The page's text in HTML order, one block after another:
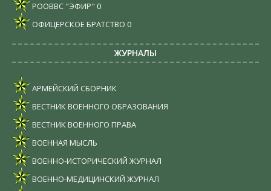
РООВВС "ЭФИР" 0
ОФИЦЕРСКОЕ БРАТСТВО 0
ЖУРНАЛЫ
АРМЕЙСКИЙ СБОРНИК
ВЕСТНИК ВОЕННОГО ОБРАЗОВАНИЯ
ВЕСТНИК ВОЕННОГО ПРАВА
ВОЕННАЯ МЫСЛЬ
ВОЕННО-ИСТОРИЧЕСКИЙ ЖУРНАЛ
ВОЕННО-МЕДИЦИНСКИЙ ЖУРНАЛ